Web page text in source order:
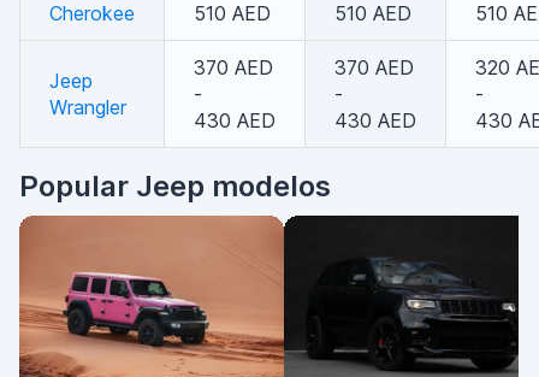
Cherokee
510 AED
510 AED
510
Jeep
Wrangler
370 AED
-
430 AED
370 AED
-
430 AED
320
-
430
Popular Jeep modelos